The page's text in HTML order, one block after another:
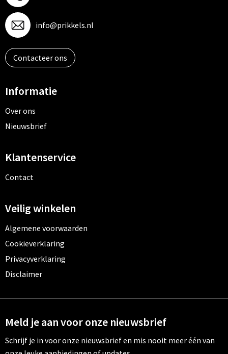
info@prikkels.nl
Contacteer ons
Informatie
Over ons
Nieuwsbrief
Klantenservice
Contact
Veilig winkelen
Algemene voorwaarden
Cookieverklaring
Privacyverklaring
Disclaimer
Meld je aan voor onze nieuwsbrief
Schrijf je in voor onze nieuwsbrief en mis nooit meer één van